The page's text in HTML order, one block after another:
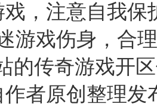
，注意自我
游戏伤身，合
的传奇游戏开
者原创整理